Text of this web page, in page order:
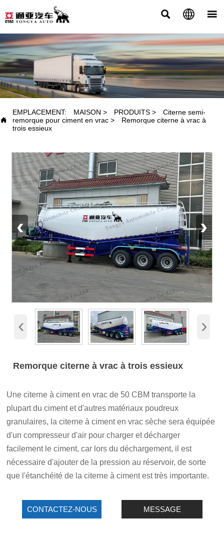
  
PRODUITS

EMPLACEMENT: MAISON > PRODUITS >
Citerne semi-
remorque pour ciment en vrac >
Remorque citerne à vrac à
trois essieux
‹ ›
‹ ›
Remorque citerne à vrac à trois essieux
Une citerne à ciment en vrac de 50 CBM transporte la
plupart du ciment et d'autres matériaux poudreux
granulaires, la citerne à ciment en vrac sèche sera équipée
d'un compresseur d'air pour charger et décharger
facilement le ciment, car lors du déchargement, il est
nécessaire d'ajouter de la pression au réservoir, de sorte
que l'étanchéité de la citerne à ciment est très importante.
CONTACTEZ-NOUS MESSAGE